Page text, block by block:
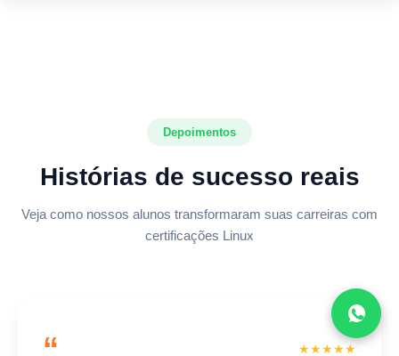
Depoimentos
Histórias de sucesso reais
Veja como nossos alunos transformaram suas carreiras com
certificações Linux
“ ★★★★★